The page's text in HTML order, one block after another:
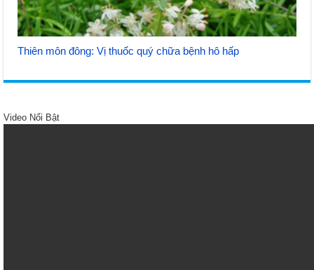
Thiên môn đông: Vị thuốc quý chữa bệnh hô hấp
Video Nổi Bật